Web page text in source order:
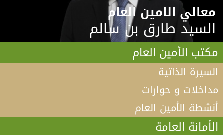
معالي الامين العام
السيد طارق بن سالم
مكتب الأمين العام
السيرة الذاتية
مداخلات و حوارات
أنشطة الأمين العام
الأمانة العامة